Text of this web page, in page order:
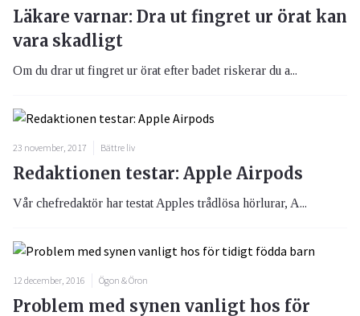
Läkare varnar: Dra ut fingret ur örat kan
vara skadligt
Om du drar ut fingret ur örat efter badet riskerar du a...
23 november, 2017 Bättre liv
Redaktionen testar: Apple Airpods
Vår chefredaktör har testat Apples trådlösa hörlurar, A...
12 december, 2016 Ögon & Öron
Problem med synen vanligt hos för